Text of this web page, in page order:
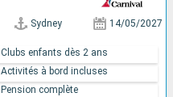
Sydney 14/05/2027
Clubs enfants dès 2 ans
Activités à bord incluses
Pension complète